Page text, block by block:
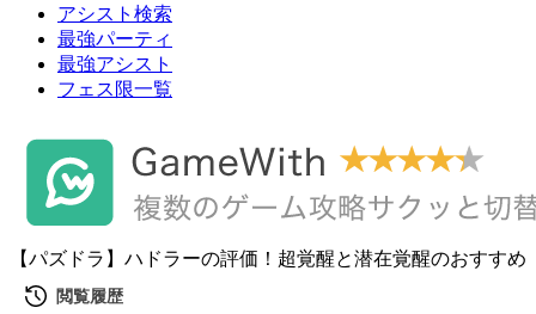
アシスト検索
最強パーティ
最強アシスト
フェス限一覧
【パズドラ】ハドラーの評価！超覚醒と潜在覚醒のおすすめ